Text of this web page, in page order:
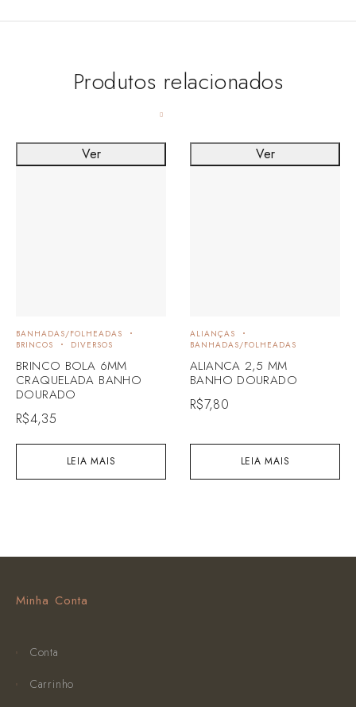
Produtos relacionados
LEIA MAIS
BANHADAS/FOLHEADAS
BRINCOS
DIVERSOS
BRINCO BOLA 6MM
CRAQUELADA BANHO
DOURADO
R$4,35
Ver
LEIA MAIS
ALIANÇAS
BANHADAS/FOLHEADAS
ALIANCA 2,5 MM
BANHO DOURADO
R$7,80
Ver
Minha Conta
Conta
Carrinho